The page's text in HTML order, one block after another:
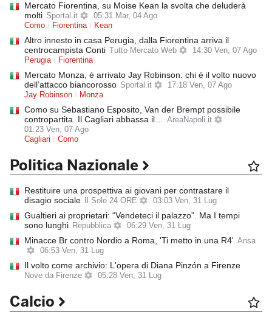
Mercato Fiorentina, su Moise Kean la svolta che deluderà
molti Sportal.it
05:31 Mar, 04 Ago
Como
Fiorentina Kean
Altro innesto in casa Perugia, dalla Fiorentina arriva il
centrocampista Conti
Tutto Mercato Web
14:30 Ven, 07 Ago
Perugia
Fiorentina
Mercato Monza, è arrivato Jay Robinson: chi è il volto nuovo
dell’attacco biancorosso Sportal.it
17:18 Ven, 07 Ago
Jay Robinson
Monza
Como su Sebastiano Esposito, Van der Brempt possibile
contropartita. Il Cagliari abbassa il…
AreaNapoli.it
01:23 Ven, 07 Ago
Cagliari
Como
Politica Nazionale
Restituire una prospettiva ai giovani per contrastare il
disagio sociale
Il Sole 24 ORE 03:03 Ven, 31 Lug
Gualtieri ai proprietari: “Vendeteci il palazzo”. Ma I tempi
sono lunghi Repubblica 06:29 Ven, 31 Lug
Minacce Br contro Nordio a Roma, 'Ti metto in una R4' Ansa
06:53 Ven, 31 Lug
​Il volto come archivio: L'opera di Diana Pinzón a Firenze
Nove da Firenze 05:28 Ven, 31 Lug
Calcio